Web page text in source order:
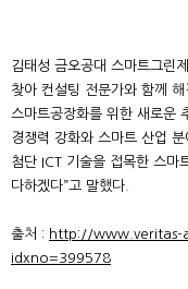
김태성 금오공대 스마트그린
찾아 컨설팅 전문가와 함께
스마트공장화를 위한 새로운
경쟁력 강화와 스마트 산업
첨단 ICT 기술을 접목한 스마
다하겠다”고 말했다.
출처 : http://www.veritas-
idxno=399578